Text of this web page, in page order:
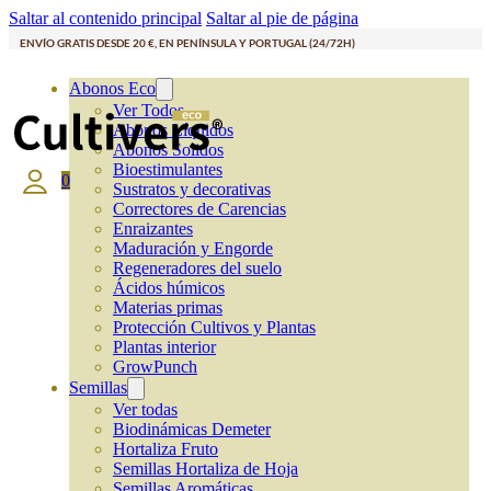
Saltar al contenido principal Saltar al pie de página
ENVÍO GRATIS DESDE 20 €, EN PENÍNSULA Y PORTUGAL (24/72H)
Abonos Eco
Ver Todos
Abonos Líquidos
Abonos Solidos
Bioestimulantes
Sustratos y decorativas
Correctores de Carencias
Enraizantes
Maduración y Engorde
Regeneradores del suelo
Ácidos húmicos
Materias primas
Protección Cultivos y Plantas
Plantas interior
GrowPunch
Semillas
Ver todas
Biodinámicas Demeter
Hortaliza Fruto
Semillas Hortaliza de Hoja
0